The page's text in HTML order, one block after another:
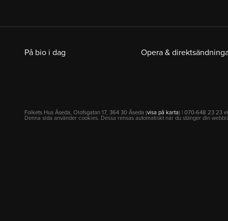
På bio i dag Opera &
Folkets Hus Åseda, Olofsgatan 17, 364 30 Åseda (visa på karta) | 070-648 23 23
Denna sida använder cookies. Dessa rensas automatiskt när du stänger din